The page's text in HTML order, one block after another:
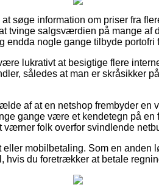
søge information om priser fra
tvinge salgsværdien på mange af
endda nogle gange tilbyde portofri
lukrativt at besigtige flere
således at man er skråsikker
af at en netshop frembyder en
gange være et kendetegn på en
folk overfor svindlende
mobilbetaling. Som en anden
hvis du foretrækker at betale